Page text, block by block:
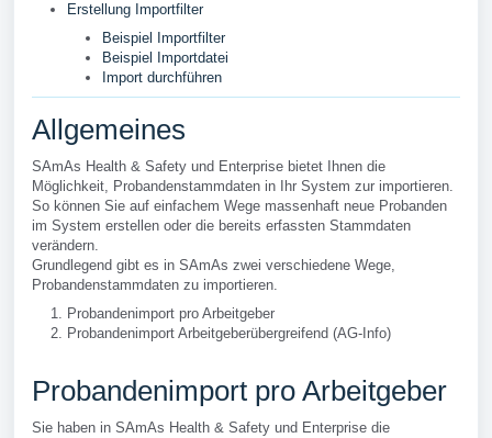
Erstellung Importfilter
Beispiel Importfilter
Beispiel Importdatei
Import durchführen
Allgemeines
SAmAs Health & Safety und Enterprise bietet Ihnen die
Möglichkeit, Probandenstammdaten in Ihr System zur importieren.
So können Sie auf einfachem Wege massenhaft neue Probanden
im System erstellen oder die bereits erfassten Stammdaten
verändern.
Grundlegend gibt es in SAmAs zwei verschiedene Wege,
Probandenstammdaten zu importieren.
Probandenimport pro Arbeitgeber
Probandenimport Arbeitgeberübergreifend (AG-Info)
Probandenimport pro Arbeitgeber
Sie haben in SAmAs Health & Safety und Enterprise die